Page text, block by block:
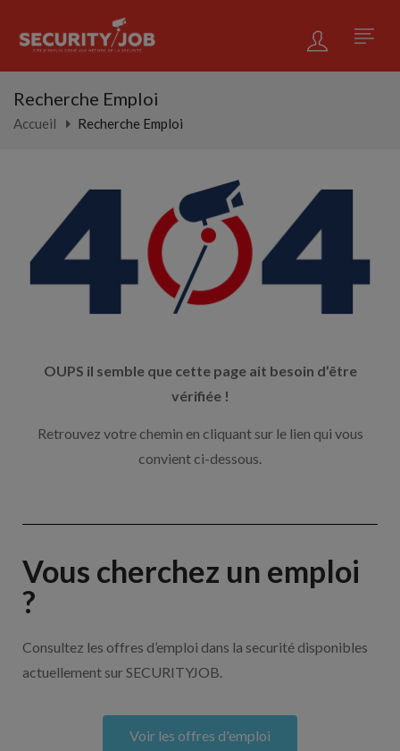
Recherche Emploi
Accueil Recherche Emploi
OUPS il semble que cette page ait besoin d’être
vérifiée !
Retrouvez votre chemin en cliquant sur le lien qui vous
convient ci-dessous.
Vous cherchez un emploi
?
Consultez les offres d’emploi dans la securité disponibles
actuellement sur SECURITYJOB.
Voir les offres d'emploi